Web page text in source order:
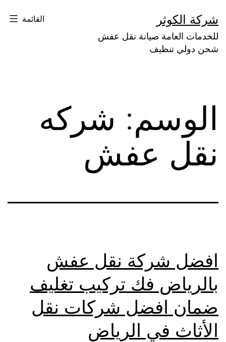
إلى
المحتوى
شركة الكوثر
للخدمات العامة صيانة نقل عفش
شحن دولي تنظيف
القائمة
الوسم: شركه
نقل عفش
افضل شركة نقل عفش
بالرياض فك تركيب تغليف
ضمان افضل شركات نقل
الأثاث في الرياض